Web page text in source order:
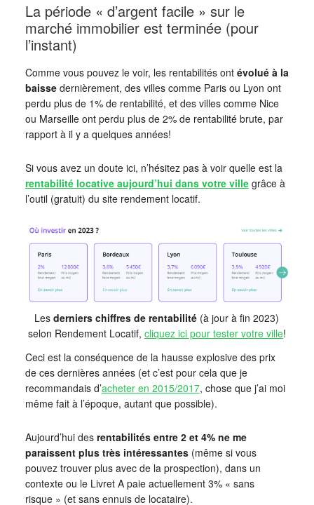
La période « d’argent facile » sur le
marché immobilier est terminée (pour
l’instant)
Comme vous pouvez le voir, les rentabilités ont évolué à la
baissedernièrement, des villes comme Paris ou Lyon ont
perdu plus de 1% de rentabilité, et des villes comme Nice
ou Marseille ont perdu plus de 2% de rentabilité brute, par
rapport à il y a quelques années!
Si vous avez un doute ici, n’hésitez pas à voir quelle est la
rentabilité locative aujourd’hui dans votre villegrâce à
l’outil (gratuit) du site rendement locatif.
Lesderniers chiffres de rentabilité (à jour à fin 2023)
selon Rendement Locatif, cliquez ici pour tester votre ville!
Ceci est la conséquence de la hausse explosive des prix
de ces dernières années (et c’est pour cela que je
recommandais d’acheter en 2015/2017, chose que j’ai moi
même fait à l’époque, autant que possible).
Aujourd’hui des rentabilités entre 2 et 4% ne me
paraissent plus très intéressantes(même si vous
pouvez trouver plus avec de la prospection), dans un
contexte ou le Livret A paie actuellement 3% « sans
risque » (et sans ennuis de locataire).